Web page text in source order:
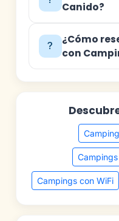
Canido?
¿Cómo
con
Campings con WiFi